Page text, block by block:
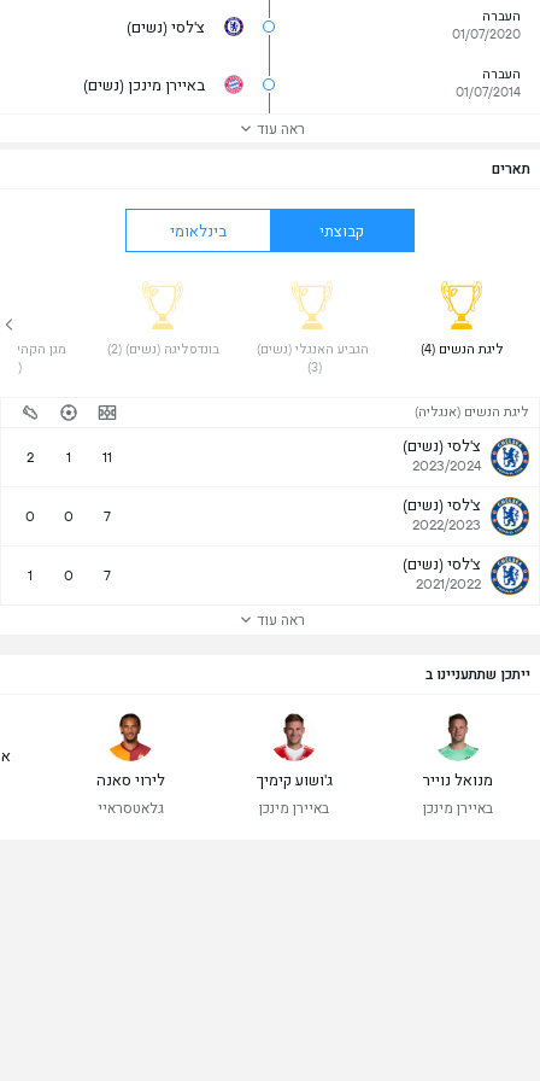
העברה
01/07/2020
צ'לסי (נשים)
העברה
01/07/2014
באיירן מינכן (נשים)
ראה עוד
תארים
קבוצתי בינלאומי
ליגת הנשים (4)
(3)
בונדסליגה (נשים) (2)
(1)
ליגת הנשים (אנגליה)
צ'לסי (נשים)
2023/2024
11
1
2
צ'לסי (נשים)
2022/2023
7
0
0
צ'לסי (נשים)
2021/2022
7
0
1
ראה עוד
ייתכן שתתעניינו ב
מנואל נוייר
באיירן מינכן
ג'ושוע קימיך
באיירן מינכן
לירוי סאנה
גלאטסראיי